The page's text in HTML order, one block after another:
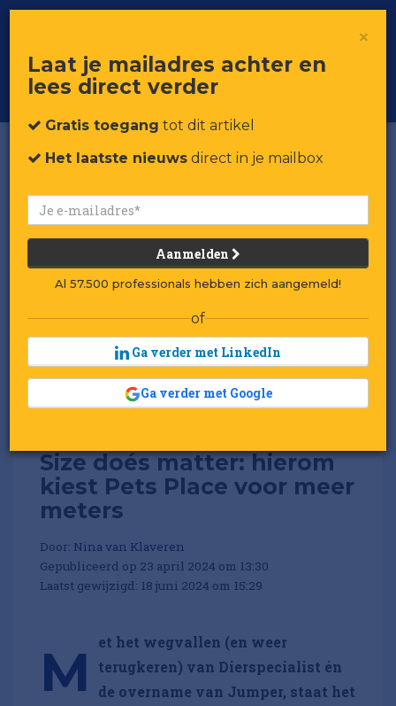
Voor professionals in retail & brands
Toggle
Size doés matter: hierom
kiest Pets Place voor meer
meters
Door: Nina van Klaveren
Gepubliceerd op 23 april 2024 om 13:30
Laatst gewijzigd: 18 juni 2024 om 15:29
M
et het wegvallen (en weer
terugkeren) van Dierspecialist én
de overname van Jumper, staat het
×
Laat je mailadres achter en
lees direct verder
Gratis toegang tot dit artikel
Het laatste nieuws direct in je mailbox
Aanmelden
Al 57.500 professionals hebben zich aangemeld!
of
Ga verder met LinkedIn
Ga verder met Google